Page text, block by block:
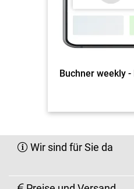
Wir sind für Sie da